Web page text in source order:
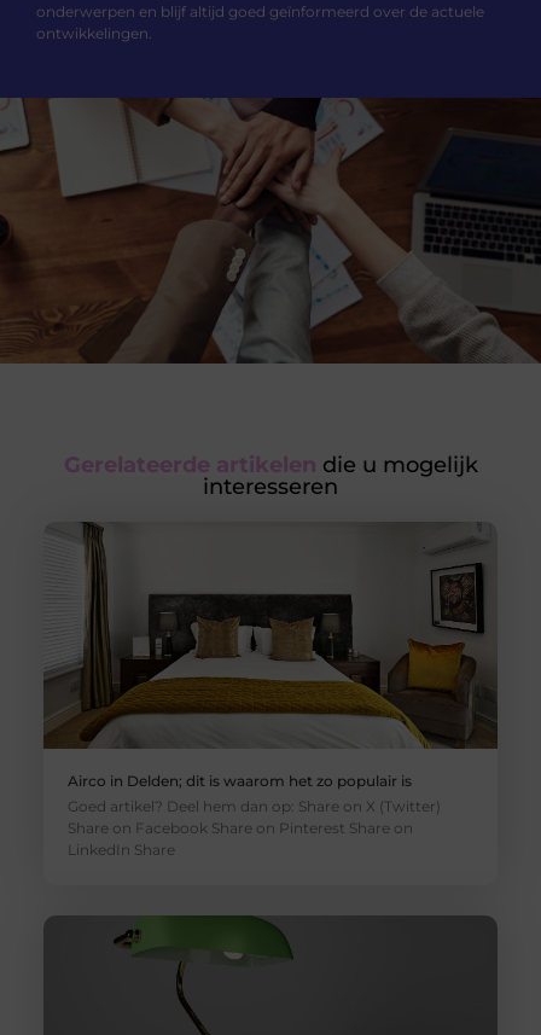
onderwerpen en blijf altijd goed geïnformeerd over de actuele
ontwikkelingen.
Gerelateerde artikelen die u mogelijk
interesseren
Airco in Delden; dit is waarom het zo populair is
Goed artikel? Deel hem dan op: Share on X (Twitter)
Share on Facebook Share on Pinterest Share on
LinkedIn Share